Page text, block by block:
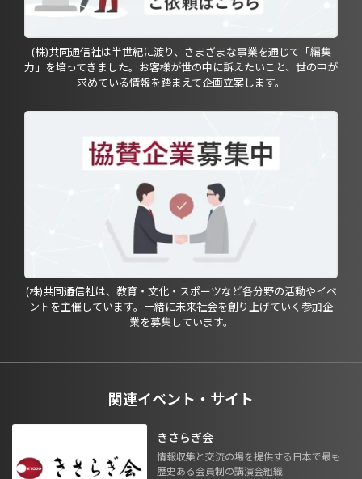
(株)共同通信社は半世紀に渡り、さまざまな事業を通じて「編集
力」を培ってきました。お客様が世の中に訴えたいこと、世の中が
求めている情報を踏まえて企画立案します。
(株)共同通信社は、教育・文化・スポーツなど各分野の活動やイベ
ントを主催しています。一緒に未来社会を創り上げていく参加企
業を募集しています。
関連イベント・サイト
きさらぎ会
情報収集と交流の場を提供する日本で最も
歴史ある会員制の講演会組織